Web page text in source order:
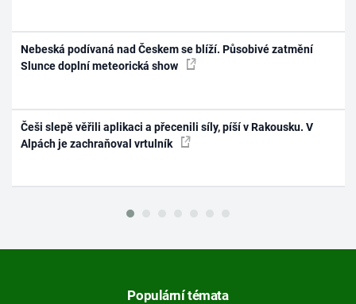
Nebeská podívaná nad Českem se blíží. Působivé zatmění
Slunce doplní meteorická show
Češi slepě věřili aplikaci a přecenili síly, píší v Rakousku. V
Alpách je zachraňoval vrtulník
Populární témata